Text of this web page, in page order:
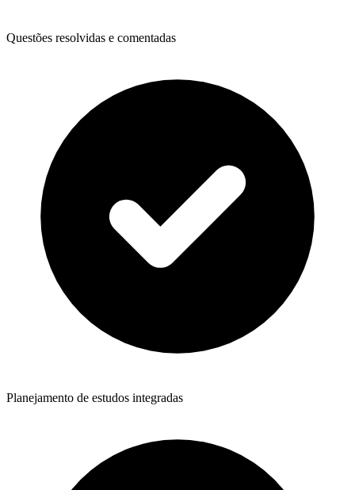
Questões resolvidas e comentadas
Planejamento de estudos integradas